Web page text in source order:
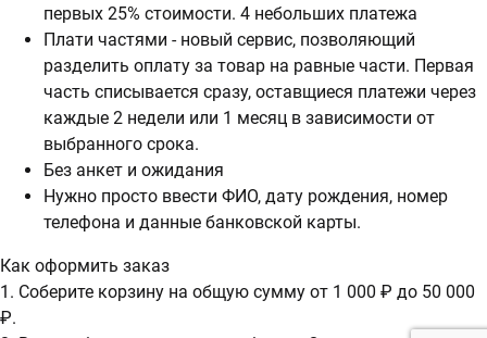
первых 25% стоимости. 4 небольших платежа
Плати частями - новый сервис, позволяющий
разделить оплату за товар на равные части. Первая
часть списывается сразу, оставщиеся платежи через
каждые 2 недели или 1 месяц в зависимости от
выбранного срока.
Без анкет и ожидания
Нужно просто ввести ФИО, дату рождения, номер
телефона и данные банковской карты.
Как оформить заказ
1. Соберите корзину на общую сумму от 1 000 ₽ до 50 000
₽.